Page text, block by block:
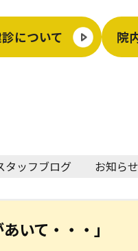
について 院
タッフブログ お知らせ
いて・・・」